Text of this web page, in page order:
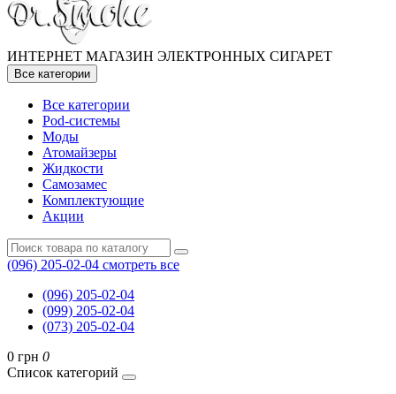
ИНТЕРНЕТ МАГАЗИН ЭЛЕКТРОННЫХ СИГАРЕТ
Все категории
Все категории
Pod-системы
Моды
Атомайзеры
Жидкости
Самозамес
Комплектующие
Акции
(096) 205-02-04 смотреть все
(096) 205-02-04
(099) 205-02-04
(073) 205-02-04
0 грн 0
Список категорий